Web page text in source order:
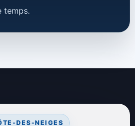
temps.
DES-NEIGES